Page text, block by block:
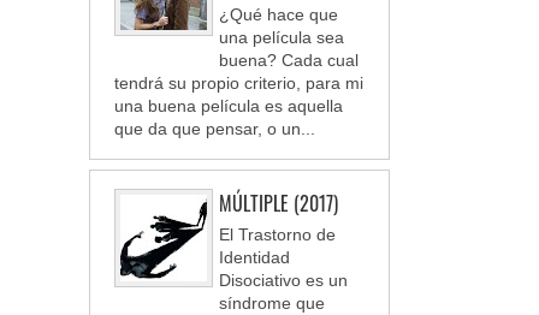
¿Qué hace que
una película sea
buena? Cada cual
tendrá su propio criterio, para mi
una buena película es aquella
que da que pensar, o un...
MÚLTIPLE (2017)
El Trastorno de
Identidad
Disociativo es un
síndrome que